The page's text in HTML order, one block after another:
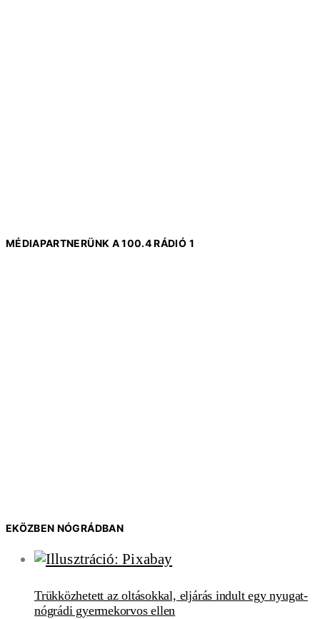
MÉDIAPARTNERÜNK A 100.4 RÁDIÓ 1
EKÖZBEN NÓGRÁDBAN
Trükközhetett az oltásokkal, eljárás indult egy nyugat-
nógrádi gyermekorvos ellen